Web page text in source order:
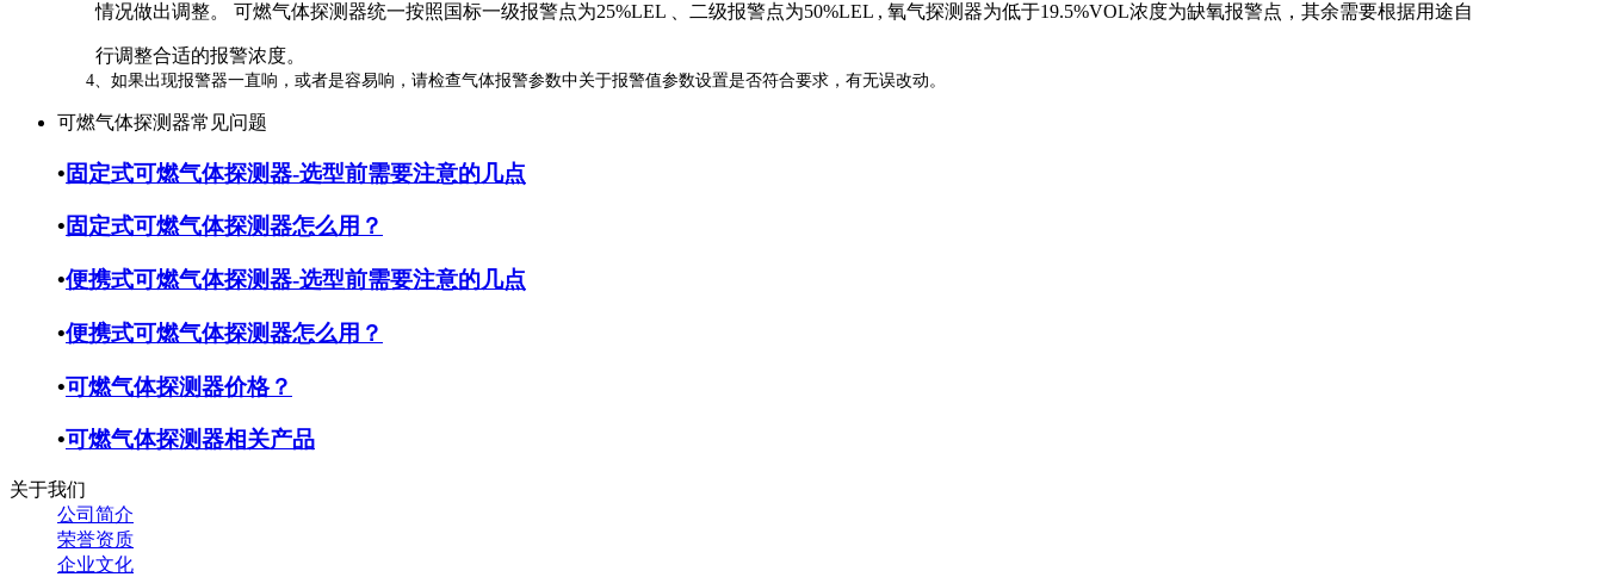
情况做出调整。 可燃气体探测器统一按照国标一级报警点为25%LEL 、二级报警点为50%LEL , 氧气探测器为低于19.5%VOL浓度为缺氧报警点，其余需要根据用途自
行调整合适的报警浓度。
4、如果出现报警器一直响，或者是容易响，请检查气体报警参数中关于报警值参数设置是否符合要求，有无误改动。
可燃气体探测器常见问题
•固定式可燃气体探测器-选型前需要注意的几点
•固定式可燃气体探测器怎么用？
•便携式可燃气体探测器-选型前需要注意的几点
•便携式可燃气体探测器怎么用？
•可燃气体探测器价格？
•可燃气体探测器相关产品
关于我们
公司简介
荣誉资质
企业文化